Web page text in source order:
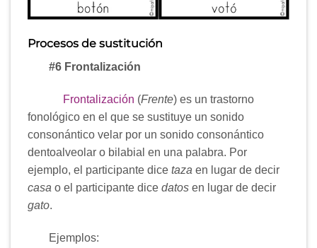
Procesos de sustitución
#6 Frontalización
Frontalización (Frente) es un trastorno
fonológico en el que se sustituye un sonido
consonántico velar por un sonido consonántico
dentoalveolar o bilabial en una palabra. Por
ejemplo, el participante dice taza en lugar de decir
casa o el participante dice datos en lugar de decir
gato.
Ejemplos: